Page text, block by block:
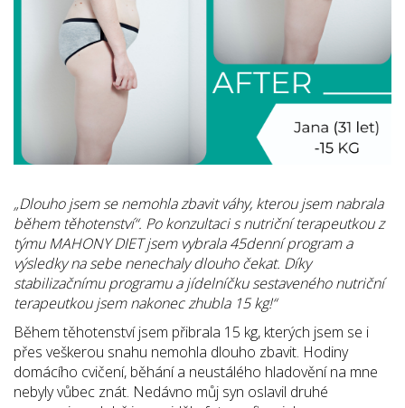
„Dlouho jsem se nemohla zbavit váhy, kterou jsem nabrala
během těhotenství“. Po konzultaci s nutriční terapeutkou z
týmu MAHONY DIET jsem vybrala 45denní program a
výsledky na sebe nenechaly dlouho čekat. Díky
stabilizačnímu programu a jídelníčku sestaveného nutriční
terapeutkou jsem nakonec zhubla 15 kg!“
Během těhotenství jsem přibrala 15 kg, kterých jsem se i
přes veškerou snahu nemohla dlouho zbavit. Hodiny
domácího cvičení, běhání a neustálého hladovění na mne
nebyly vůbec znát. Nedávno můj syn oslavil druhé